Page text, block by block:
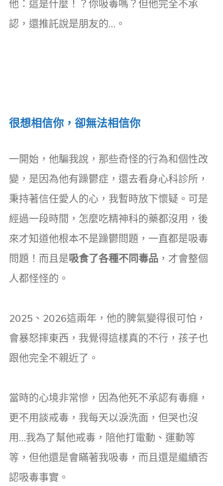
他：這是什麼！？你吸毒嗎？但他完全不承
認，還推託說是朋友的…。
很想相信你，卻無法相信你
一開始，他騙我說，那些奇怪的行為和個性改
變，是因為他有躁鬱症，還去看身心科診所，
秉持著信任愛人的心，我暫時放下懷疑。可是
經過一段時間，怎麼吃精神科的藥都沒用，後
來才知道他根本不是躁鬱問題，一直都是吸毒
問題！而且是吸食了各種不同毒品 ，才會整個
人都怪怪的。
2025、2026這兩年，他的脾氣變得很可怕，
會暴怒摔東西，我覺得這樣真的不行，孩子也
跟他完全不親近了。
當時的心境非常慘，因為他死不承認有毒癮，
更不用談戒毒，我每天以淚洗面，但哭也沒
用…我為了幫他戒毒，陪他打電動、運動等
等，但他還是會瞞著我吸毒，而且還是繼續否
認吸毒事實。